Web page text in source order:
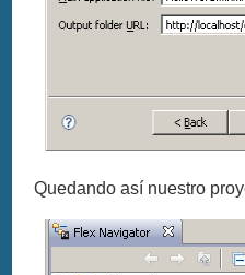
Quedando así nuestro